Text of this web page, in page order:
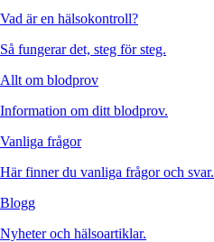
Vad är en hälsokontroll?
Så fungerar det, steg för steg.
Allt om blodprov
Information om ditt blodprov.
Vanliga frågor
Här finner du vanliga frågor och svar.
Blogg
Nyheter och hälsoartiklar.